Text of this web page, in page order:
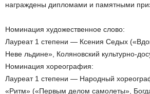
награждены дипломами и памятными
Номинация художественное слово:
Лауреат 1 степени — Ксения Седых
Неве льдине», Коляновский культурно-
Номинация хореография:
Лауреат 1 степени — Народный
«Ритм» («Первым делом самолеты»,